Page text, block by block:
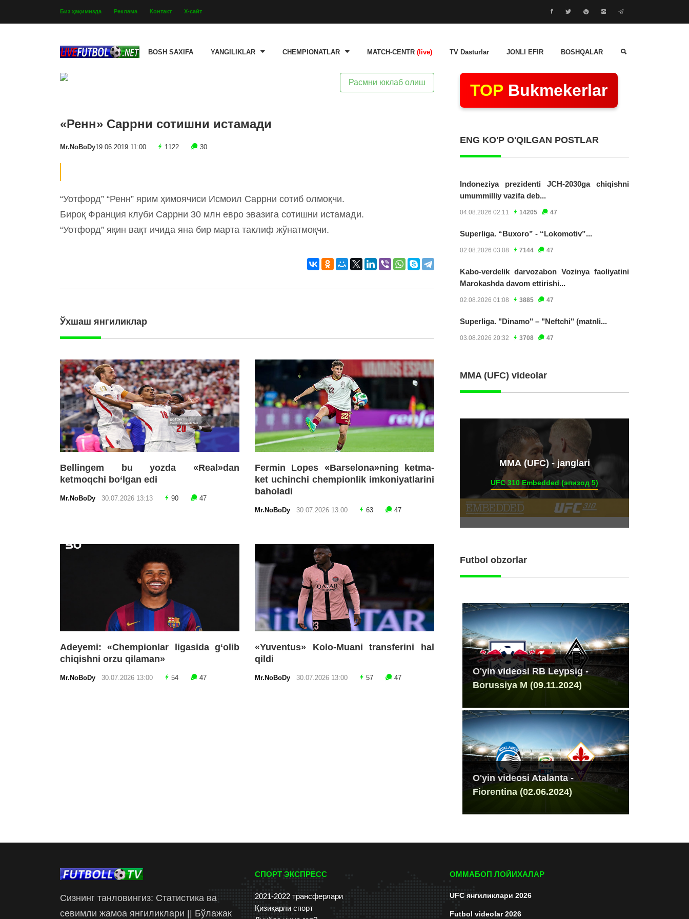
Биз ҳақимизда Реклама Контакт Х-сайт
BOSH SAXIFA YANGILIKLAR CHEMPIONATLAR MATCH-CENTR (live) TV Dasturlar JONLI EFIR BOSHQALAR
Расмни юклаб олиш
«Ренн» Саррни сотишни истамади
Mr.NoBoDy19.06.2019 11:00 1122 30
“Уотфорд” “Ренн” ярим ҳимоячиси Исмоил Саррни сотиб олмоқчи.
Бироқ Франция клуби Саррни 30 млн евро эвазига сотишни истамади.
“Уотфорд” яқин вақт ичида яна бир марта таклиф жўнатмоқчи.
Ўхшаш янгиликлар
Bellingem bu yozda «Real»dan
ketmoqchi bo‘lgan edi
Mr.NoBoDy 30.07.2026 13:13 90 47
Fermin Lopes «Barselona»ning ketma-
ket uchinchi chempionlik imkoniyatlarini
baholadi
Mr.NoBoDy 30.07.2026 13:00 63 47
Adeyemi: «Chempionlar ligasida g‘olib
chiqishni orzu qilaman»
Mr.NoBoDy 30.07.2026 13:00 54 47
«Yuventus» Kolo-Muani transferini hal
qildi
Mr.NoBoDy 30.07.2026 13:00 57 47
TOP Bukmekerlar
ENG KO'P O'QILGAN POSTLAR
Indoneziya prezidenti JCH-2030ga chiqishni
umummilliy vazifa deb...
04.08.2026 02:11 14205 47
Superliga. “Buxoro” - “Lokomotiv”...
02.08.2026 03:08 7144 47
Kabo-verdelik darvozabon Vozinya faoliyatini
Marokashda davom ettirishi...
02.08.2026 01:08 3885 47
Superliga. "Dinamo" – "Neftchi" (matnli...
03.08.2026 20:32 3708 47
MMA (UFC) videolar
ММА (UFC) - janglari
UFC 310 Embedded (эпизод 5)
Futbol obzorlar
O'yin videosi RB Leypsig -
Borussiya M (09.11.2024)
O'yin videosi Atalanta -
Fiorentina (02.06.2024)
Сизнинг танловингиз: Статистика ва
севимли жамоа янгиликлари || Бўлажак
СПОРТ ЭКСПРЕСС
2021-2022 трансферлари
Қизиқарли спорт
ОММАБОП ЛОЙИХАЛАР
UFC янгиликлари 2026
Futbol videolar 2026